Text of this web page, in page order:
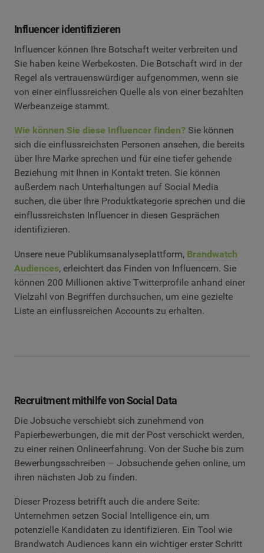
Influencer identifizieren
Influencer können Ihre Botschaft weiter verbreiten und
Sie haben keine Werbekosten. Die Botschaft wird in der
Regel als vertrauenswürdiger aufgenommen, wenn sie
von einer einflussreichen Quelle als von einer bezahlten
Werbeanzeige stammt.
Wie können Sie diese Influencer finden? Sie können
sich die einflussreichsten Personen ansehen, die bereits
über Ihre Marke sprechen und für eine tiefer gehende
Beziehung mit Ihnen in Kontakt treten. Sie können
außerdem nach Unterhaltungen auf Social Media
suchen, die über Ihre Produktkategorie sprechen und die
einflussreichsten Influencer in diesen Gesprächen
identifizieren.
Unsere neue Publikumsanalyseplattform, Brandwatch
Audiences, erleichtert das Finden von Influencern. Sie
können 200 Millionen aktive Twitterprofile anhand einer
Vielzahl von Begriffen durchsuchen, um eine gezielte
Liste an einflussreichen Accounts zu erhalten.
Recruitment mithilfe von Social Data
Die Jobsuche verschiebt sich zunehmend von
Papierbewerbungen, die mit der Post verschickt werden,
zu einer reinen Onlineerfahrung. Von der Suche bis zum
Bewerbungsschreiben – Jobsuchende gehen online, um
ihren nächsten Job zu finden.
Dieser Prozess betrifft auch die andere Seite:
Unternehmen setzen Social Intelligence ein, um
potenzielle Kandidaten zu identifizieren. Ein Tool wie
Brandwatch Audiences kann ein wichtiger erster Schritt